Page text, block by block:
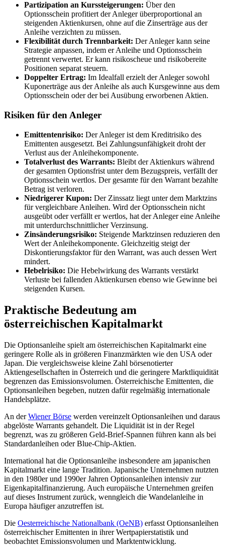
Partizipation an Kurssteigerungen: Über den
Optionsschein profitiert der Anleger überproportional an
steigenden Aktienkursen, ohne auf die Zinserträge aus der
Anleihe verzichten zu müssen.
Flexibilität durch Trennbarkeit: Der Anleger kann seine
Strategie anpassen, indem er Anleihe und Optionsschein
getrennt verwertet. Er kann risikoscheue und risikobereite
Positionen separat steuern.
Doppelter Ertrag: Im Idealfall erzielt der Anleger sowohl
Kuponerträge aus der Anleihe als auch Kursgewinne aus dem
Optionsschein oder der bei Ausübung erworbenen Aktien.
Risiken für den Anleger
Emittentenrisiko: Der Anleger ist dem Kreditrisiko des
Emittenten ausgesetzt. Bei Zahlungsunfähigkeit droht der
Verlust aus der Anleihekomponente.
Totalverlust des Warrants: Bleibt der Aktienkurs während
der gesamten Optionsfrist unter dem Bezugspreis, verfällt der
Optionsschein wertlos. Der gesamte für den Warrant bezahlte
Betrag ist verloren.
Niedrigerer Kupon: Der Zinssatz liegt unter dem Marktzins
für vergleichbare Anleihen. Wird der Optionsschein nicht
ausgeübt oder verfällt er wertlos, hat der Anleger eine Anleihe
mit unterdurchschnittlicher Verzinsung.
Zinsänderungsrisiko: Steigende Marktzinsen reduzieren den
Wert der Anleihekomponente. Gleichzeitig steigt der
Diskontierungsfaktor für den Warrant, was auch dessen Wert
mindert.
Hebelrisiko: Die Hebelwirkung des Warrants verstärkt
Verluste bei fallenden Aktienkursen ebenso wie Gewinne bei
steigenden Kursen.
Praktische Bedeutung am
österreichischen Kapitalmarkt
Die Optionsanleihe spielt am österreichischen Kapitalmarkt eine
geringere Rolle als in größeren Finanzmärkten wie den USA oder
Japan. Die vergleichsweise kleine Zahl börsenotierter
Aktiengesellschaften in Österreich und die geringere Marktliquidität
begrenzen das Emissionsvolumen. Österreichische Emittenten, die
Optionsanleihen begeben, nutzen dafür regelmäßig internationale
Handelsplätze.
An derWiener Börse werden vereinzelt Optionsanleihen und daraus
abgelöste Warrants gehandelt. Die Liquidität ist in der Regel
begrenzt, was zu größeren Geld-Brief-Spannen führen kann als bei
Standardanleihen oder Blue-Chip-Aktien.
International hat die Optionsanleihe insbesondere am japanischen
Kapitalmarkt eine lange Tradition. Japanische Unternehmen nutzten
in den 1980er und 1990er Jahren Optionsanleihen intensiv zur
Eigenkapitalfinanzierung. Auch europäische Unternehmen greifen
auf dieses Instrument zurück, wenngleich die Wandelanleihe in
Europa häufiger anzutreffen ist.
Die Oesterreichische Nationalbank (OeNB) erfasst Optionsanleihen
österreichischer Emittenten in ihrer Wertpapierstatistik und
beobachtet Emissionsvolumen und Marktentwicklung.